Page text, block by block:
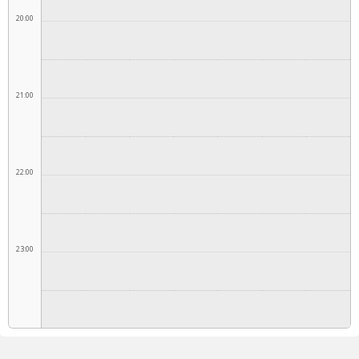
20:00
21:00
22:00
23:00